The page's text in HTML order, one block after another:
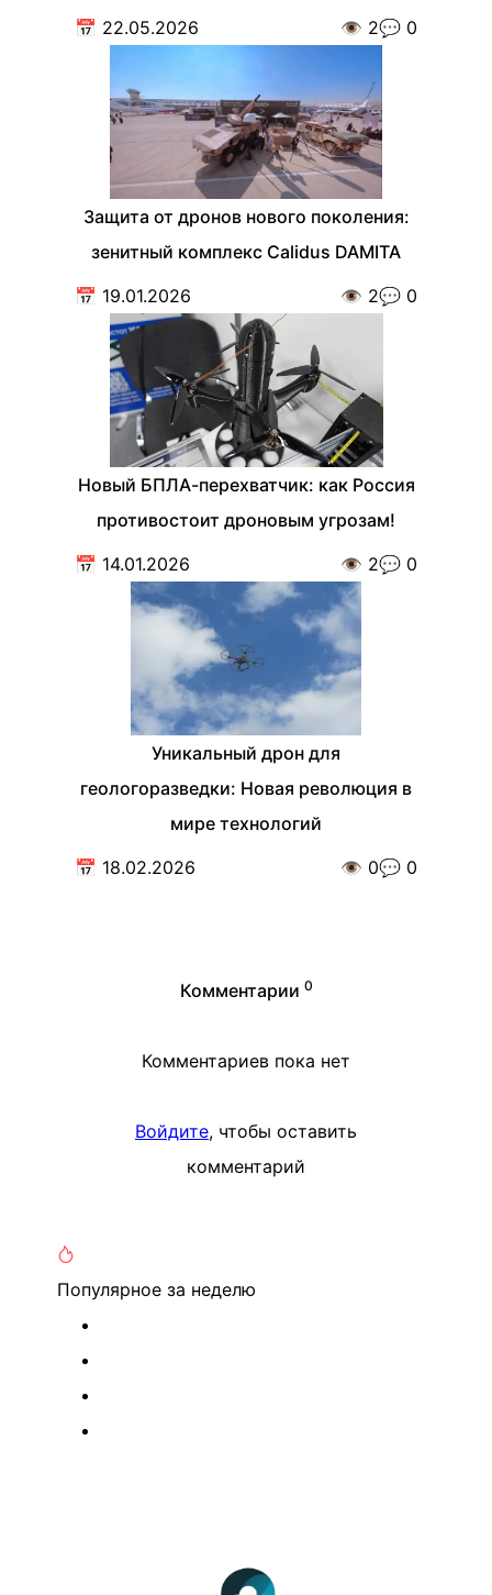
📅 22.05.2026 👁️ 2💬 0
Защита от дронов нового поколения:
зенитный комплекс Calidus DAMITA
📅 19.01.2026 👁️ 2💬 0
Новый БПЛА-перехватчик: как Россия
противостоит дроновым угрозам!
📅 14.01.2026 👁️ 2💬 0
Уникальный дрон для
геологоразведки: Новая революция в
мире технологий
📅 18.02.2026 👁️ 0💬 0
Комментарии 0
Комментариев пока нет
Войдите, чтобы оставить
комментарий
Популярное за неделю